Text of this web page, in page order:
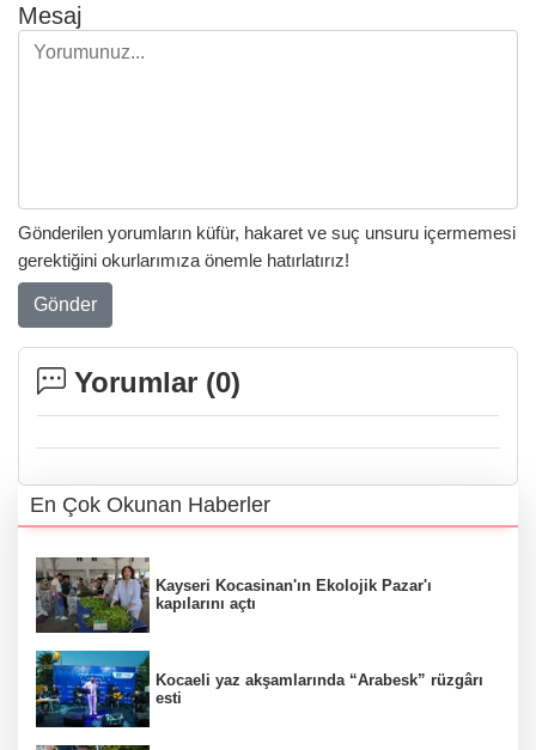
Mesaj
Gönderilen yorumların küfür, hakaret ve suç unsuru içermemesi
gerektiğini okurlarımıza önemle hatırlatırız!
Gönder
Yorumlar (0)
En Çok Okunan Haberler
Kayseri Kocasinan'ın Ekolojik Pazar'ı
kapılarını açtı
Kocaeli yaz akşamlarında “Arabesk” rüzgârı
esti